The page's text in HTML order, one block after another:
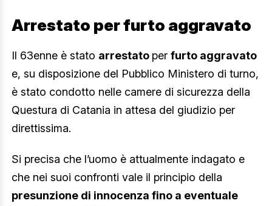
Arrestato per furto aggravato
Il 63enne è stato arrestato per furto aggravato
e, su disposizione del Pubblico Ministero di turno,
è stato condotto nelle camere di sicurezza della
Questura di Catania in attesa del giudizio per
direttissima.
Si precisa che l’uomo è attualmente indagato e
che nei suoi confronti vale il principio della
presunzione di innocenza fino a eventuale